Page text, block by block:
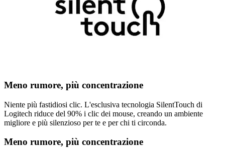
Meno rumore, più concentrazione
Niente più fastidiosi clic. L'esclusiva tecnologia SilentTouch di
Logitech riduce del 90% i clic dei mouse, creando un ambiente
migliore e più silenzioso per te e per chi ti circonda.
Meno rumore, più concentrazione